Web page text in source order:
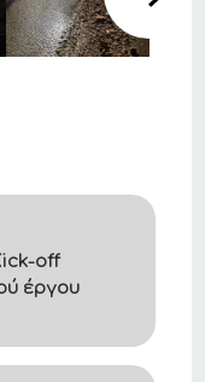
off
έργου